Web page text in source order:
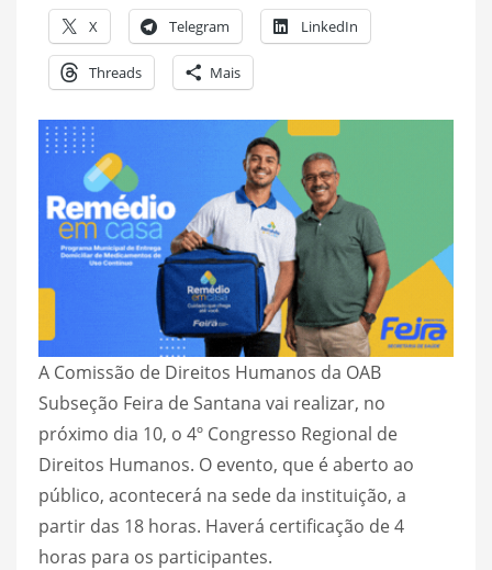
X Telegram LinkedIn
Threads Mais
A Comissão de Direitos Humanos da OAB
Subseção Feira de Santana vai realizar, no
próximo dia 10, o 4º Congresso Regional de
Direitos Humanos. O evento, que é aberto ao
público, acontecerá na sede da instituição, a
partir das 18 horas. Haverá certificação de 4
horas para os participantes.